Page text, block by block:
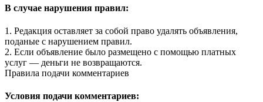
В случае нарушения правил:
1. Редакция оставляет за собой право удалять объявления,
поданые с нарушением правил.
2. Если объявление было размещено с помощью платных
услуг — деньги не возвращаются.
Правила подачи комментариев
Условия подачи комментариев: